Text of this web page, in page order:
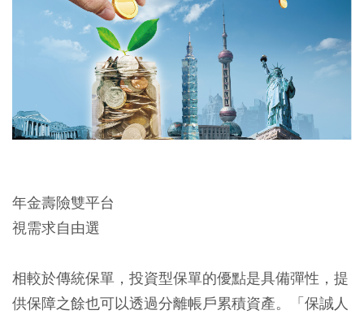
年金壽險雙平台
視需求自由選
相較於傳統保單，投資型保單的優點是具備彈性，提
供保障之餘也可以透過分離帳戶累積資產。「保誠人